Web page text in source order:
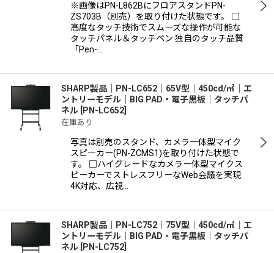
※画像はPN-L862BにフロアスタンドPN-
ZS703B（別売）を取り付けた状態です。 □
高度なタッチ技術でスムーズな操作が可能な
タッチパネル＆タッチペン 独自のタッチ品質
「Pen-…
SHARP製品｜PN-LC652｜65V型｜450cd/㎡｜エ
ントリーモデル｜BIG PAD・電子黒板｜タッチパ
ネル
PN-LC652
在庫あり
写真は別売のスタンド、カメラ一体型マイク
スピ―カー(PN-ZCMS1)を取り付けた状態で
す。 □ハイグレードなカメラー体型マイクス
ピーカーでストレスフリーなWeb会議を実現
4K対応、広視…
SHARP製品｜PN-LC752｜75V型｜450cd/㎡｜エ
ントリーモデル｜BIG PAD・電子黒板｜タッチパ
ネル
PN-LC752